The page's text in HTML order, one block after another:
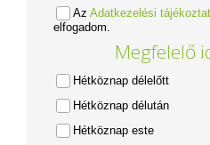
Az Adatkezelési
elfogadom.
Megfelelő
Hétköznap délelőtt
Hétköznap délután
Hétköznap este